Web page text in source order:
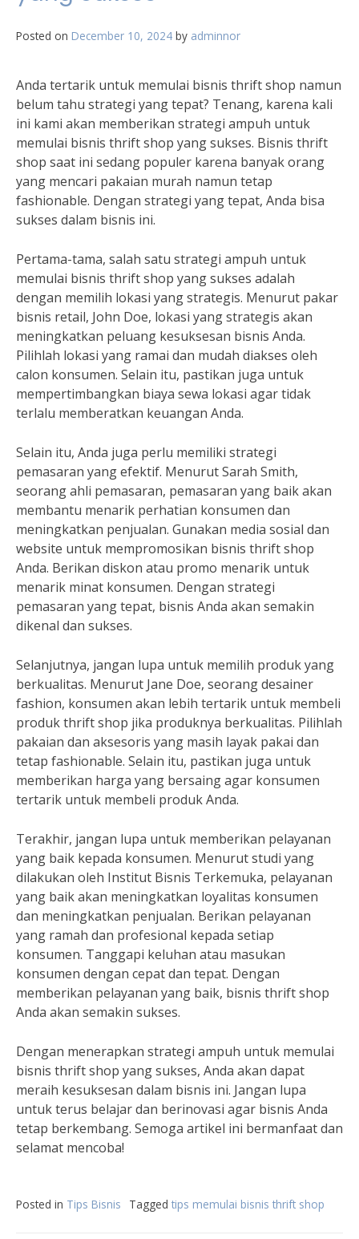
Posted on December 10, 2024 by adminnor
Anda tertarik untuk memulai bisnis thrift shop namun
belum tahu strategi yang tepat? Tenang, karena kali
ini kami akan memberikan strategi ampuh untuk
memulai bisnis thrift shop yang sukses. Bisnis thrift
shop saat ini sedang populer karena banyak orang
yang mencari pakaian murah namun tetap
fashionable. Dengan strategi yang tepat, Anda bisa
sukses dalam bisnis ini.
Pertama-tama, salah satu strategi ampuh untuk
memulai bisnis thrift shop yang sukses adalah
dengan memilih lokasi yang strategis. Menurut pakar
bisnis retail, John Doe, lokasi yang strategis akan
meningkatkan peluang kesuksesan bisnis Anda.
Pilihlah lokasi yang ramai dan mudah diakses oleh
calon konsumen. Selain itu, pastikan juga untuk
mempertimbangkan biaya sewa lokasi agar tidak
terlalu memberatkan keuangan Anda.
Selain itu, Anda juga perlu memiliki strategi
pemasaran yang efektif. Menurut Sarah Smith,
seorang ahli pemasaran, pemasaran yang baik akan
membantu menarik perhatian konsumen dan
meningkatkan penjualan. Gunakan media sosial dan
website untuk mempromosikan bisnis thrift shop
Anda. Berikan diskon atau promo menarik untuk
menarik minat konsumen. Dengan strategi
pemasaran yang tepat, bisnis Anda akan semakin
dikenal dan sukses.
Selanjutnya, jangan lupa untuk memilih produk yang
berkualitas. Menurut Jane Doe, seorang desainer
fashion, konsumen akan lebih tertarik untuk membeli
produk thrift shop jika produknya berkualitas. Pilihlah
pakaian dan aksesoris yang masih layak pakai dan
tetap fashionable. Selain itu, pastikan juga untuk
memberikan harga yang bersaing agar konsumen
tertarik untuk membeli produk Anda.
Terakhir, jangan lupa untuk memberikan pelayanan
yang baik kepada konsumen. Menurut studi yang
dilakukan oleh Institut Bisnis Terkemuka, pelayanan
yang baik akan meningkatkan loyalitas konsumen
dan meningkatkan penjualan. Berikan pelayanan
yang ramah dan profesional kepada setiap
konsumen. Tanggapi keluhan atau masukan
konsumen dengan cepat dan tepat. Dengan
memberikan pelayanan yang baik, bisnis thrift shop
Anda akan semakin sukses.
Dengan menerapkan strategi ampuh untuk memulai
bisnis thrift shop yang sukses, Anda akan dapat
meraih kesuksesan dalam bisnis ini. Jangan lupa
untuk terus belajar dan berinovasi agar bisnis Anda
tetap berkembang. Semoga artikel ini bermanfaat dan
selamat mencoba!
Posted in Tips Bisnis Tagged tips memulai bisnis thrift shop